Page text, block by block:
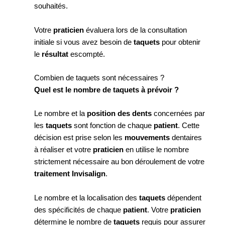
souhaités.
Votre praticienévaluera lors de la consultation
initiale si vous avez besoin de taquetspour obtenir
le résultatescompté.
Combien de taquets sont nécessaires ?
Quel est le nombre de taquets à prévoir ?
Le nombre et la position des dentsconcernées par
les taquetssont fonction de chaque patient. Cette
décision est prise selon les mouvementsdentaires
à réaliser et votre praticienen utilise le nombre
strictement nécessaire au bon déroulement de votre
traitement Invisalign.
Le nombre et la localisation des taquetsdépendent
des spécificités de chaque patient. Votre praticien
détermine le nombre de taquetsrequis pour assurer